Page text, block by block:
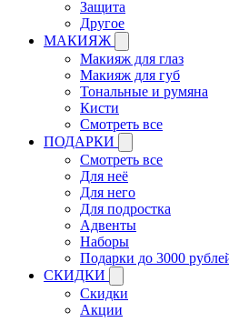
Защита
Другое
МАКИЯЖ
Макияж для глаз
Макияж для губ
Тональные и румяна
Кисти
Смотреть все
ПОДАРКИ
Смотреть все
Для неё
Для него
Для подростка
Адвенты
Наборы
Подарки до 3000
СКИДКИ
Скидки
Акции